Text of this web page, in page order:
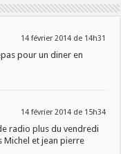
14 février 2014 de 14h31
pour un diner en
14 février 2014 de 15h34
radio plus du vendredi
Michel et jean pierre